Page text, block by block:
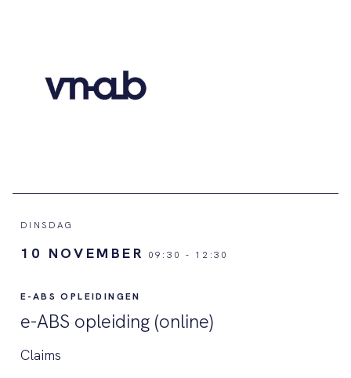
DINSDAG
10 NOVEMBER 09:30 - 12:30
E-ABS OPLEIDINGEN
e-ABS opleiding (online)
Claims